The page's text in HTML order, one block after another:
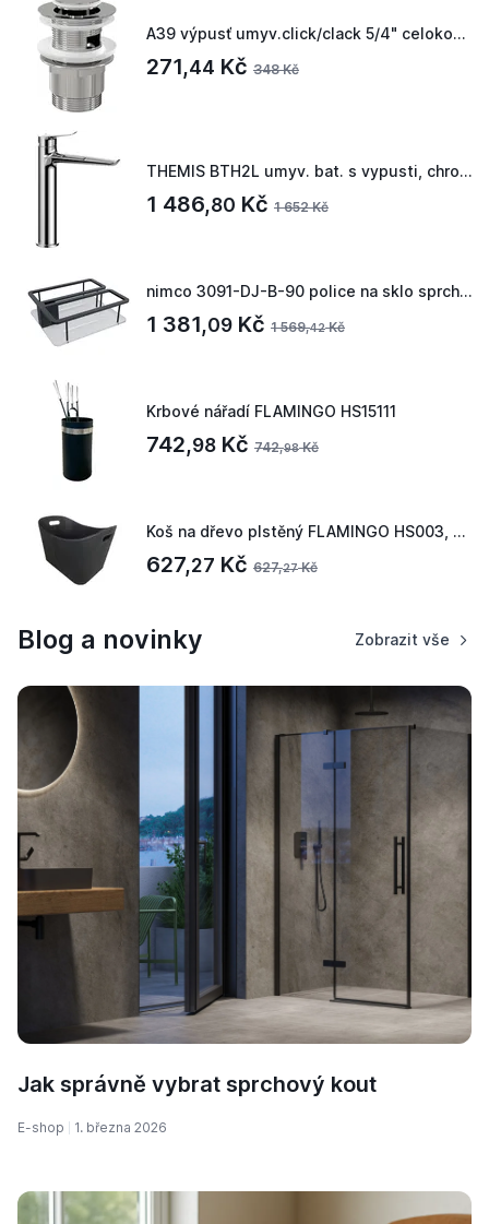
A39 výpusť umyv.click/clack 5/4" celokovová, malá zátka
271,44 Kč 348 Kč
THEMIS BTH2L umyv. bat. s vypusti, chrom
1 486,80 Kč 1 652 Kč
nimco 3091-DJ-B-90 police na sklo sprch. koutu
1 381,09 Kč 1 569,42Kč
Krbové nářadí FLAMINGO HS15111
742,98 Kč 742,98Kč
Koš na dřevo plstěný FLAMINGO HS003, černý
627,27 Kč 627,27Kč
Blog a novinky Zobrazit vše
Jak správně vybrat sprchový kout
E-shop 1. března 2026